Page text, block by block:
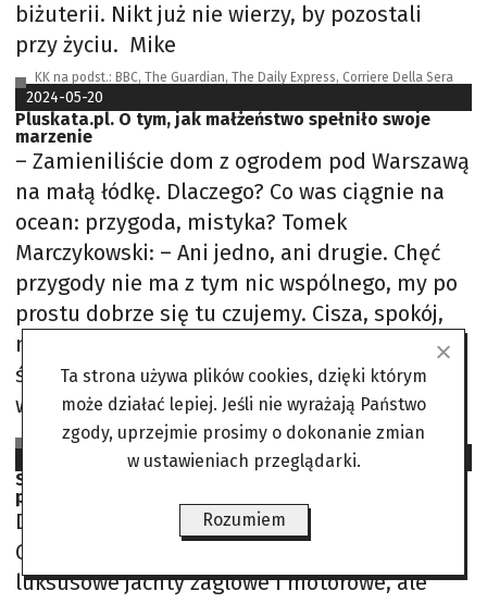
biżuterii. Nikt już nie wierzy, by pozostali
przy życiu. Mike
KK na podst.: BBC, The Guardian, The Daily Express, Corriere Della Sera
2024-05-20
Pluskata.pl. O tym, jak małżeństwo spełniło swoje
marzenie
– Zamieniliście dom z ogrodem pod Warszawą
na małą łódkę. Dlaczego? Co was ciągnie na
ocean: przygoda, mistyka? Tomek
Marczykowski: – Ani jedno, ani drugie. Chęć
przygody nie ma z tym nic wspólnego, my po
prostu dobrze się tu czujemy. Cisza, spokój,
mogę cieszyć się przestrzenią, być kawałkiem
świata. Celina Marczykowska: – Poza tym
woda
Leszek Turkiewicz
Superjachty. Są samowystarczalne, niewidzialne i
przypominają łabędzie
Dyrektor generalny Migaloo PSY Christian
Gumpold oferuje klientom nie tylko
luksusowe jachty żaglowe i motorowe, ale
Ta strona używa plików cookies, dzięki którym
może działać lepiej. Jeśli nie wyrażają Państwo
zgody, uprzejmie prosimy o dokonanie zmian
w ustawieniach przeglądarki.
Rozumiem